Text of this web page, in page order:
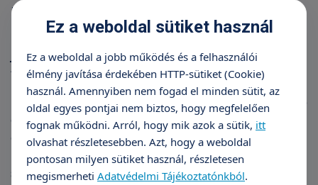
Műtét után
Műtét után hűteni kell az érintett területeket,
jégzselével, vagy mással lényeg, hogy ügyeljünk a
tisztaságra.
Nagyajak feltöltése után értelemszerűen nem jó
olyan tevékenységet végezni, amely igénybe veszi
ezt a területet, kerülni kell az ütődést, nyomást,
masszázst. Pár hétig tilos az ülőfürdő, az uszoda, a
szauna. Kezdetben tapasztalhat színváltozást:
Ez a weboldal sütiket használ
Ez a weboldal a jobb működés és a felhasználói
élmény javítása érdekében HTTP-sütiket (Cookie)
használ. Amennyiben nem fogad el minden sütit, az
oldal egyes pontjai nem biztos, hogy megfelelően
fognak működni. Arról, hogy mik azok a sütik, itt
olvashat részletesebben. Azt, hogy a weboldal
pontosan milyen sütiket használ, részletesen
megismerheti Adatvédelmi Tájékoztatónkból.